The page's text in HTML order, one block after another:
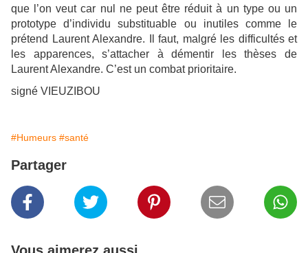
que l’on veut car nul ne peut être réduit à un type ou un
prototype d’individu substituable ou inutiles comme le
prétend Laurent Alexandre. Il faut, malgré les difficultés et
les apparences, s’attacher à démentir les thèses de
Laurent Alexandre. C’est un combat prioritaire.
signé VIEUZIBOU
#Humeurs #santé
Partager